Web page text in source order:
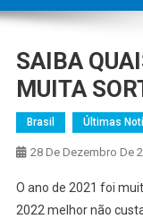
SAIBA
MUITA
Brasil Últimas
28 De Dezembro De
O ano de 2021 foi
2022 melhor não